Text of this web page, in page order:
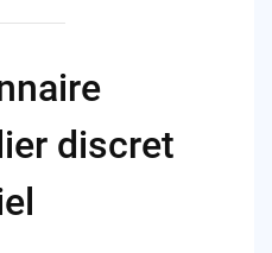
discret